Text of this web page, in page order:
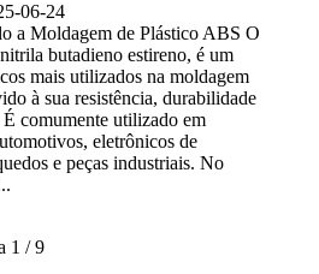
06-24
a Moldagem de Plástico ABS O
butadieno estireno, é um
mais utilizados na moldagem
à sua resistência, durabilidade
comumente utilizado em
eletrônicos de
e peças industriais. No
1 / 9